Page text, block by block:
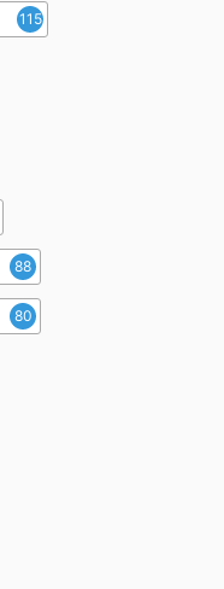
115
88
80